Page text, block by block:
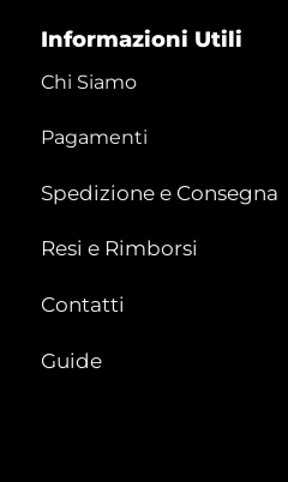
Informazioni Utili
Chi Siamo
Pagamenti
Spedizione e Consegna
Resi e Rimborsi
Contatti
Guide